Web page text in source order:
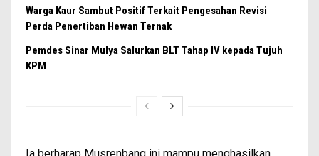
Warga Kaur Sambut Positif Terkait Pengesahan Revisi
Perda Penertiban Hewan Ternak
Pemdes Sinar Mulya Salurkan BLT Tahap IV kepada Tujuh
KPM